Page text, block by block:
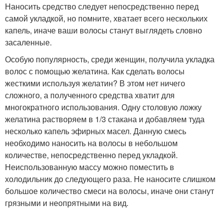
Наносить средство следует непосредственно перед
самой укладкой, но помните, хватает всего нескольких
капель, иначе ваши волосы станут выглядеть словно
засаленные.
Особую популярность, среди женщин, получила укладка
волос с помощью желатина. Как сделать волосы
жесткими используя желатин? В этом нет ничего
сложного, а полученного средства хватит для
многократного использования. Одну столовую ложку
желатина растворяем в 1/3 стакана и добавляем туда
несколько капель эфирных масел. Данную смесь
необходимо наносить на волосы в небольшом
количестве, непосредственно перед укладкой.
Неиспользованную массу можно поместить в
холодильник до следующего раза. Не наносите слишком
большое количество смеси на волосы, иначе они станут
грязными и неопрятными на вид.